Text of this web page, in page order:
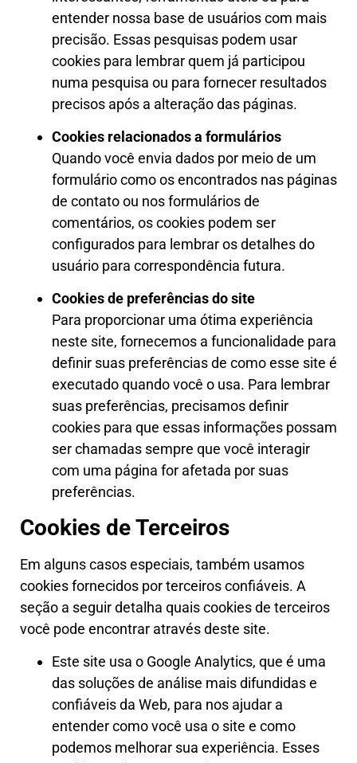
entender nossa base de usuários com mais
precisão. Essas pesquisas podem usar
cookies para lembrar quem já participou
numa pesquisa ou para fornecer resultados
precisos após a alteração das páginas.
Cookies relacionados a formulários
Quando você envia dados por meio de um
formulário como os encontrados nas páginas
de contato ou nos formulários de
comentários, os cookies podem ser
configurados para lembrar os detalhes do
usuário para correspondência futura.
Cookies de preferências do site
Para proporcionar uma ótima experiência
neste site, fornecemos a funcionalidade para
definir suas preferências de como esse site é
executado quando você o usa. Para lembrar
suas preferências, precisamos definir
cookies para que essas informações possam
ser chamadas sempre que você interagir
com uma página for afetada por suas
preferências.
Cookies de Terceiros
Em alguns casos especiais, também usamos
cookies fornecidos por terceiros confiáveis. A
seção a seguir detalha quais cookies de terceiros
você pode encontrar através deste site.
Este site usa o Google Analytics, que é uma
das soluções de análise mais difundidas e
confiáveis da Web, para nos ajudar a
entender como você usa o site e como
podemos melhorar sua experiência. Esses